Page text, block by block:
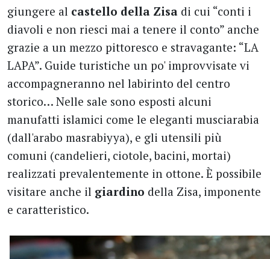
giungere al castello della Zisa di cui “conti i
diavoli e non riesci mai a tenere il conto” anche
grazie a un mezzo pittoresco e stravagante: “LA
LAPA”. Guide turistiche un po' improvvisate vi
accompagneranno nel labirinto del centro
storico… Nelle sale sono esposti alcuni
manufatti islamici come le eleganti musciarabia
(dall'arabo masrabiyya), e gli utensili più
comuni (candelieri, ciotole, bacini, mortai)
realizzati prevalentemente in ottone. È possibile
visitare anche il giardino della Zisa, imponente
e caratteristico.